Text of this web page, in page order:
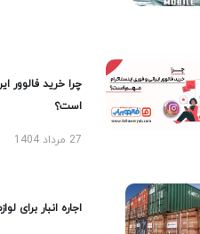
چرا خرید فالوور
است؟
27 مرداد 1404
اجاره انبار برای